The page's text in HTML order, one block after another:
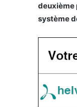
deuxième
système